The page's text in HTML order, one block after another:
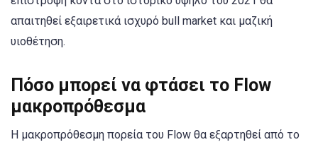
απαιτηθεί εξαιρετικά ισχυρό bull market και μαζική
υιοθέτηση.
Πόσο μπορεί να φτάσει το Flow
μακροπρόθεσμα
Η μακροπρόθεσμη πορεία του Flow θα εξαρτηθεί από το